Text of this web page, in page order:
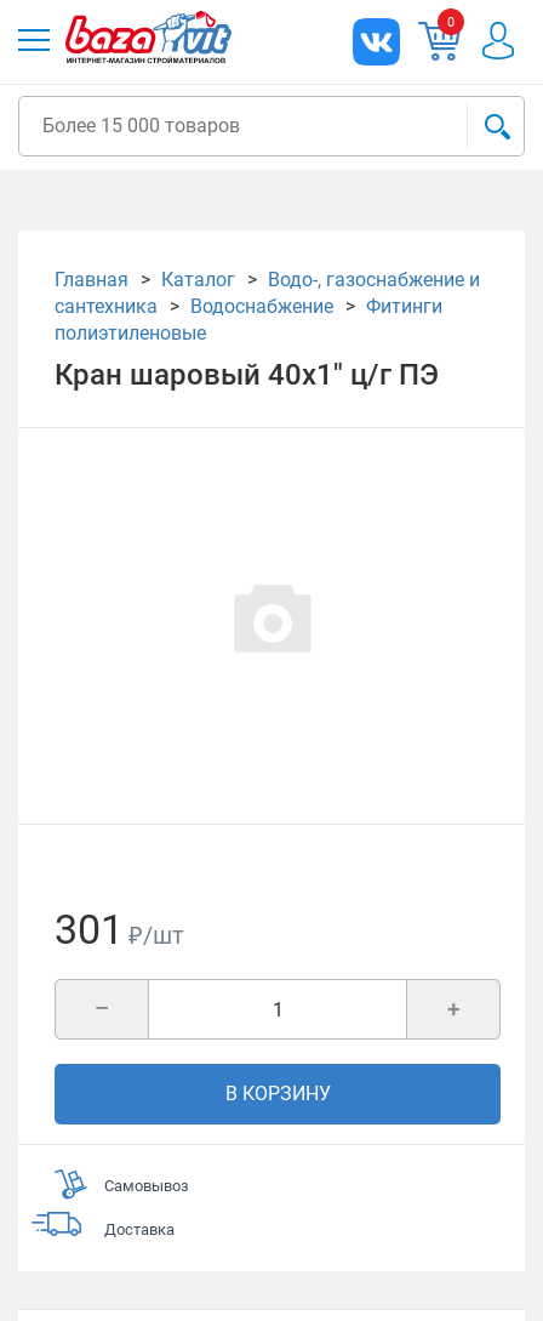
0
Главная Каталог
Водо-, газоснабжение и
сантехника
Водоснабжение
Фитинги
полиэтиленовые
Кран шаровый 40х1" ц/г ПЭ
301 ₽/шт
+
–
В КОРЗИНУ
Самовывоз
Доставка